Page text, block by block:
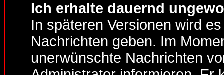
Ich erhalte dauernd
In späteren Versionen wird
Nachrichten geben. Im
unerwünschte Nachrichten